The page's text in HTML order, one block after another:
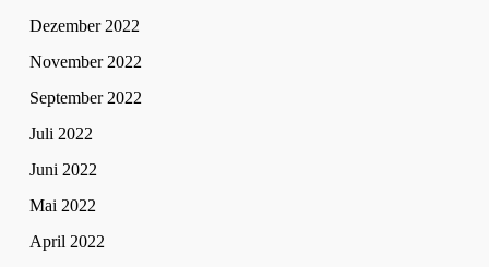
Dezember 2022
November 2022
September 2022
Juli 2022
Juni 2022
Mai 2022
April 2022